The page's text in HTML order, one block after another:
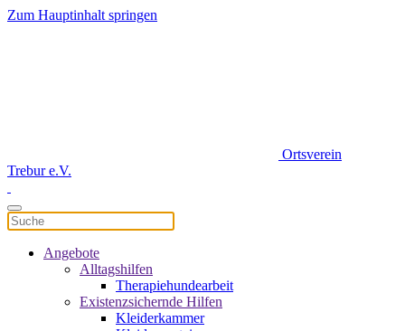
Zum Hauptinhalt springen
Ortsverein
Trebur e.V.
Angebote
Alltagshilfen
Therapiehundearbeit
Existenzsichernde Hilfen
Kleiderkammer